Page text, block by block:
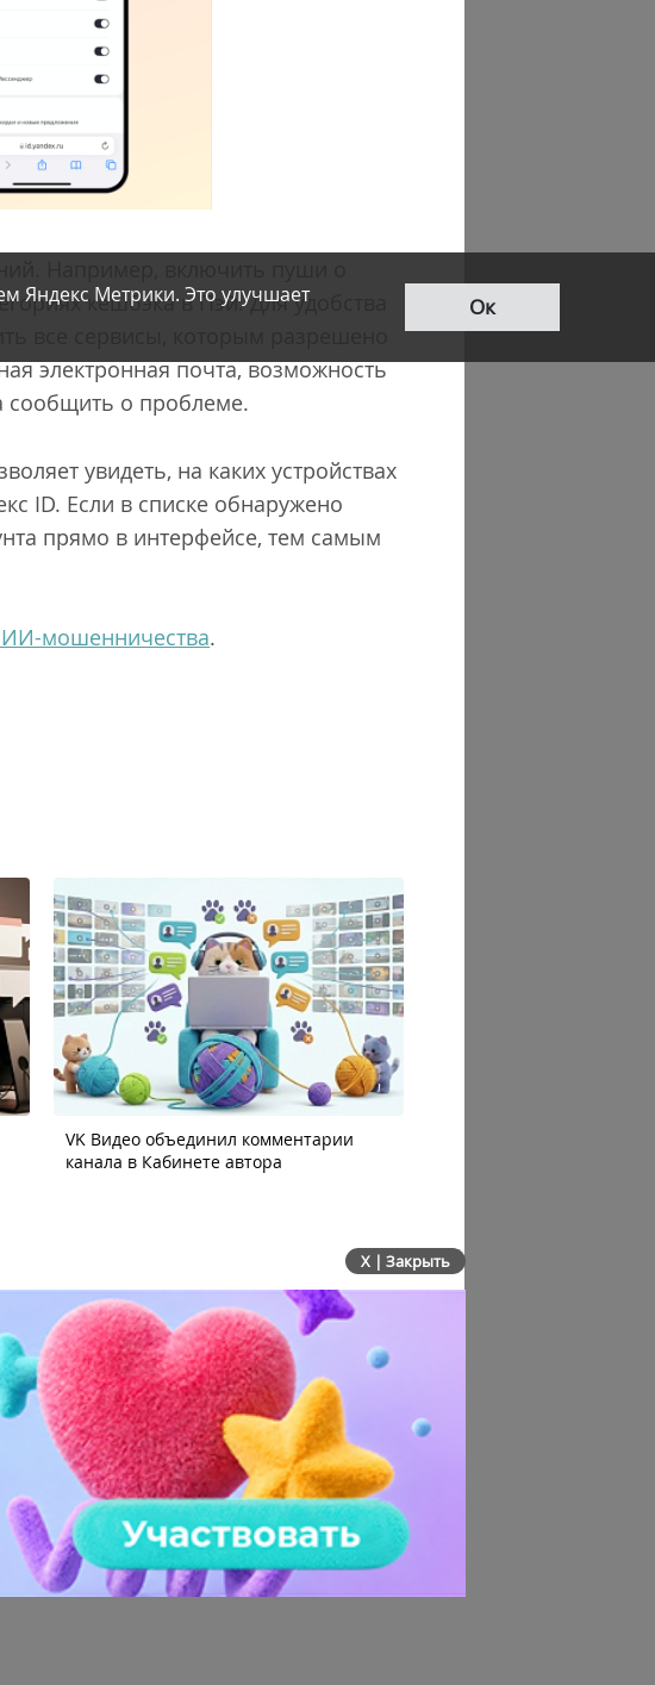
кешбэка в Пэй. Для удобства
все сервисы, которым разрешено
электронная почта, возможность
сообщить о проблеме.
увидеть, на каких устройствах
ID. Если в списке обнаружено
прямо в интерфейсе, тем самым
ИИ-мошенничества.
Яндекс Метрики. Это улучшает
Ок
VK Видео объединил комментарии
канала в Кабинете автора
X | Закрыть